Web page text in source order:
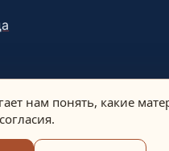
нам понять, какие